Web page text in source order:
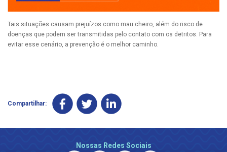
Tais situações causam prejuízos como mau cheiro, além do risco de
doenças que podem ser transmitidas pelo contato com os detritos. Para
evitar esse cenário, a prevenção é o melhor caminho.
Compartilhar:
Nossas Redes Sociais